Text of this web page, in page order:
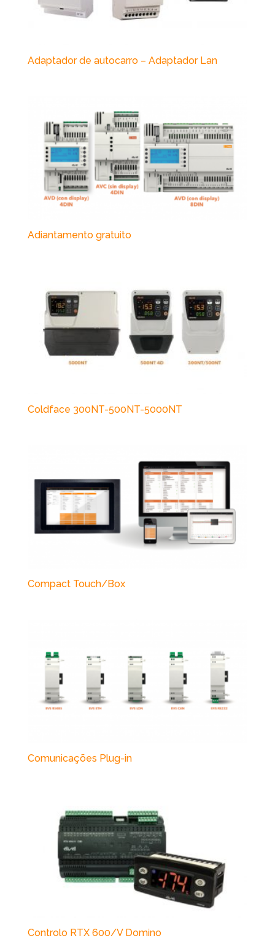
Adaptador de autocarro – Adaptador Lan
Adiantamento gratuito
Coldface 300NT-500NT-5000NT
Compact Touch/Box
Comunicações Plug-in
Controlo RTX 600/V Domino